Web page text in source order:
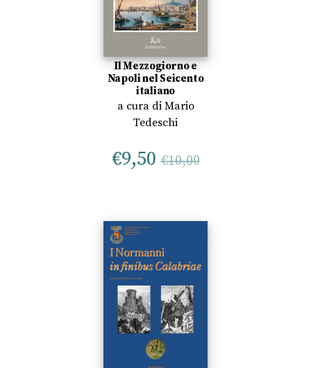
Il Mezzogiorno e
Napoli nel Seicento
italiano
a cura di Mario
Tedeschi
€9,50 €10,00